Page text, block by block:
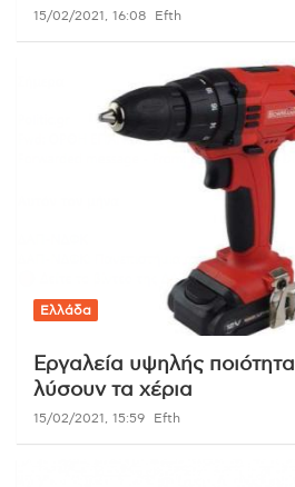
15/02/2021, 16:08 Efth
Ελλάδα
Εργαλεία υψηλής
λύσουν τα χέρια
15/02/2021, 15:59 Efth